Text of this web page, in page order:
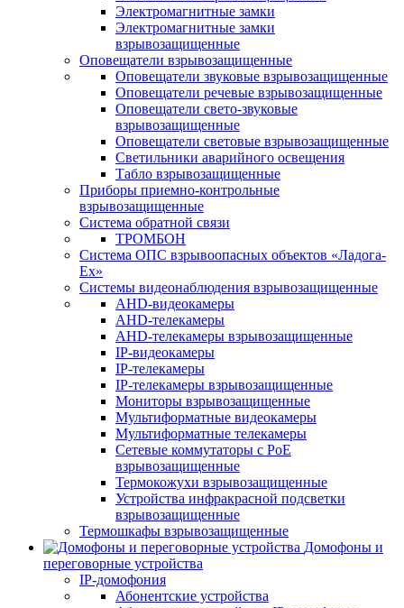
Электромагнитные замки
Электромагнитные замки
взрывозащищенные
Оповещатели взрывозащищенные
Оповещатели звуковые взрывозащищенные
Оповещатели речевые взрывозащищенные
Оповещатели свето-звуковые
взрывозащищенные
Оповещатели световые взрывозащищенные
Светильники аварийного освещения
Табло взрывозащищенные
Приборы приемно-контрольные
взрывозащищенные
Система обратной связи
ТРОМБОН
Система ОПС взрывоопасных объектов «Ладога-
Ex»
Системы видеонаблюдения взрывозащищенные
AHD-видеокамеры
AHD-телекамеры
AHD-телекамеры взрывозащищенные
IP-видеокамеры
IP-телекамеры
IP-телекамеры взрывозащищенные
Мониторы взрывозащищенные
Мультиформатные видеокамеры
Мультиформатные телекамеры
Сетевые коммутаторы с РоЕ
взрывозащищенные
Термокожухи взрывозащищенные
Устройства инфракрасной подсветки
взрывозащищенные
Термошкафы взрывозащищенные
Домофоны и
переговорные устройства
IP-домофония
Абонентские устройства